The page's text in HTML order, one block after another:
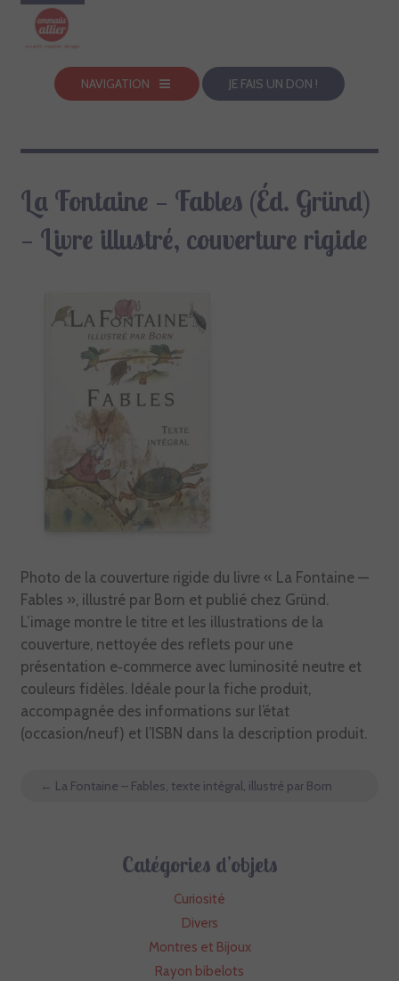
NAVIGATION JE FAIS UN DON !
La Fontaine — Fables (Éd. Gründ)
— Livre illustré, couverture rigide
Photo de la couverture rigide du livre « La Fontaine —
Fables », illustré par Born et publié chez Gründ.
L’image montre le titre et les illustrations de la
couverture, nettoyée des reflets pour une
présentation e‑commerce avec luminosité neutre et
couleurs fidèles. Idéale pour la fiche produit,
accompagnée des informations sur l’état
(occasion/neuf) et l’ISBN dans la description produit.
← La Fontaine – Fables, texte intégral, illustré par Born
Catégories d’objets
Curiosité
Divers
Montres et Bijoux
Rayon bibelots